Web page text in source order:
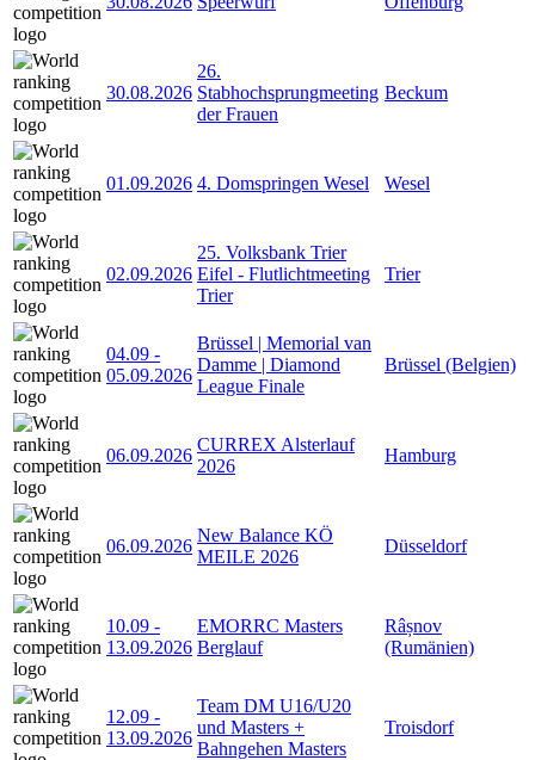
30.08.2026
26.
Stabhochsprungmeeting
der Frauen
Beckum
01.09.2026 4. Domspringen Wesel Wesel
02.09.2026
25. Volksbank Trier
Eifel - Flutlichtmeeting
Trier
Trier
04.09 -
05.09.2026
Brüssel | Memorial van
Damme | Diamond
League Finale
Brüssel (Belgien)
06.09.2026
CURREX Alsterlauf
2026
Hamburg
06.09.2026
New Balance KÖ
MEILE 2026
Düsseldorf
10.09 -
13.09.2026
EMORRC Masters
Berglauf
Râșnov
(Rumänien)
12.09 -
13.09.2026
Team DM U16/U20
und Masters +
Bahngehen Masters
Troisdorf